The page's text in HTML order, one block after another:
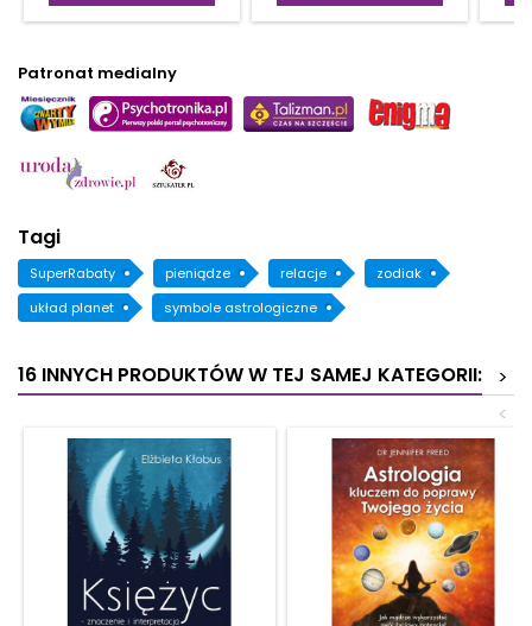
Patronat medialny
Tagi
SuperRabaty pieniądze relacje
zodiak
układ planet
symbole astrologiczne
16 INNYCH PRODUKTÓW W TEJ SAMEJ KATEGORII:
>
<